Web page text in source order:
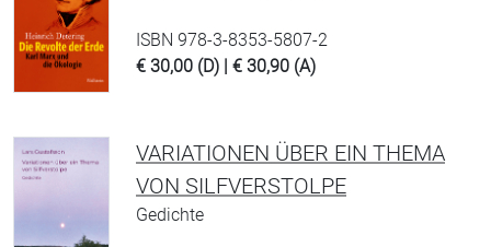
ISBN 978-3-8353-5807-2
€ 30,00 (D) | € 30,90 (A)
VARIATIONEN ÜBER EIN THEMA
VON SILFVERSTOLPE
Gedichte